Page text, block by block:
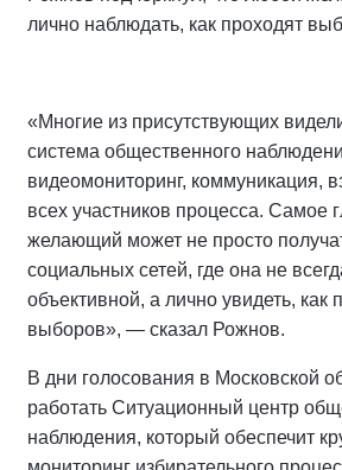
лично наблюдать, как проходят
«Многие из присутствующих
система общественного
видеомониторинг, коммуникация,
всех участников процесса. Самое
желающий может не просто
социальных сетей, где она не
объективной, а лично увидеть, как
выборов», — сказал Рожнов.
В дни голосования в Московской
работать Ситуационный центр
наблюдения, который обеспечит